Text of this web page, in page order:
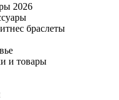
2026
браслеты
и товары